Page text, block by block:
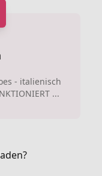
- italienisch
...